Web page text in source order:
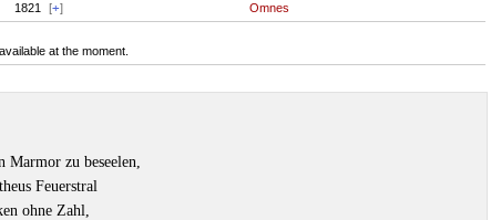
1821 [+] Omnes
at the moment.
Marmor zu beseelen,
Feuerstral
ohne Zahl,